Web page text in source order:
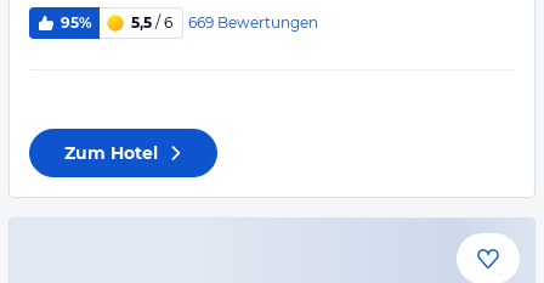
95% 5,5 / 6 669 Bewertungen
Zum Hotel